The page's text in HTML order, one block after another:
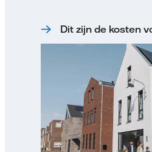
Dit zijn de kosten